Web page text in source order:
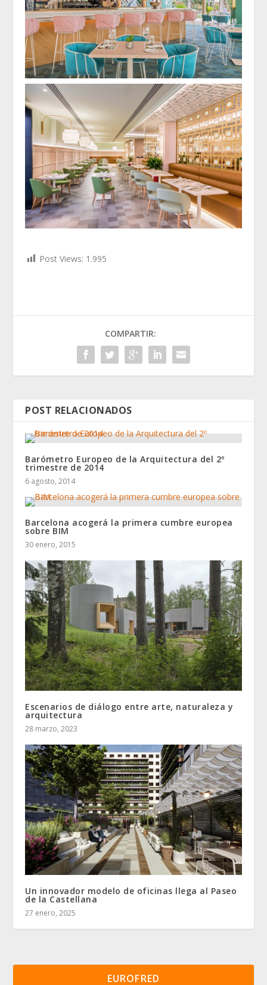
Post Views: 1.995
COMPARTIR:
POST RELACIONADOS
Barómetro Europeo de la Arquitectura del 2º
trimestre de 2014
6 agosto, 2014
Barcelona acogerá la primera cumbre europea
sobre BIM
30 enero, 2015
Escenarios de diálogo entre arte, naturaleza y
arquitectura
28 marzo, 2023
Un innovador modelo de oficinas llega al Paseo
de la Castellana
27 enero, 2025
EUROFRED